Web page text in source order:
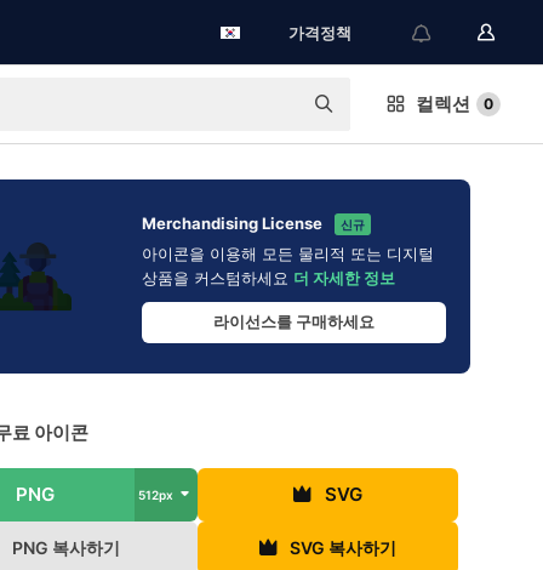
가격정책
컬렉션 0
Merchandising License 신규
아이콘을 이용해 모든 물리적 또는 디지털
상품을 커스텀하세요 더 자세한 정보
라이선스를 구매하세요
료 아이콘
PNG 512px SVG
PNG 복사하기 SVG 복사하기